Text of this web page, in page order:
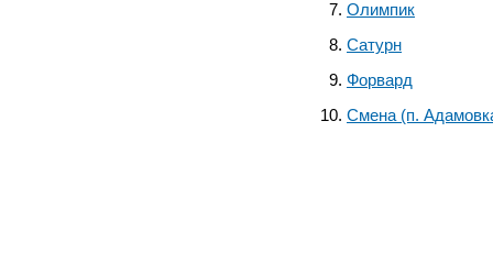
Олимпик
Сатурн
Форвард
Смена (п.